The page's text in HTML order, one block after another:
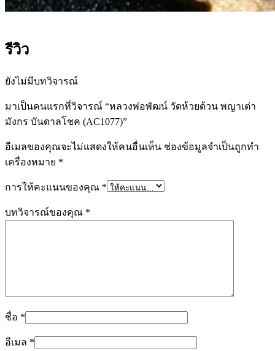
รีวิว
ยังไม่มีบทวิจารณ์
มาเป็นคนแรกที่วิจารณ์ “หลวงพ่อพัฒน์ วัดห้วยด้วน พญาเต่า
มังกร บันดาลโชค (AC1077)”
อีเมลของคุณจะไม่แสดงให้คนอื่นเห็น ช่องข้อมูลจำเป็นถูกทำ
เครื่องหมาย *
การให้คะแนนของคุณ *
บทวิจารณ์ของคุณ *
ชื่อ *
อีเมล *